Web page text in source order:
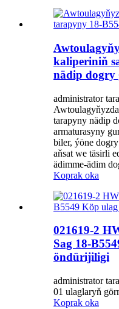
kaliperiniň
nädip dogry
administrator
tarapyny nädip
armaturasyny
biler, ýöne
aňsat we täsirli
ädimme-ädim
Koprak oka
021619-2
Sag 18-
öndürijiligi
administrator
01 ulaglaryň
Koprak oka